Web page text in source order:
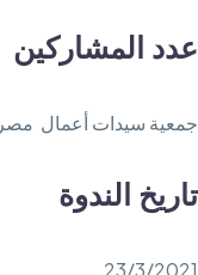
عدد المشاركين
جمعية سيدات أعمال مصر21 تمت دعوتهم للحضور
تاريخ الندوة